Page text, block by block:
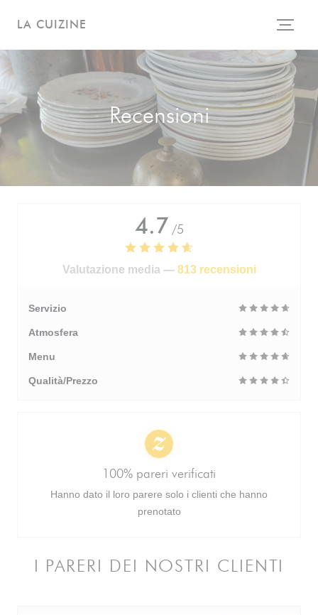
LA CUIZINE
Recensioni
I PARERI DEI NOSTRI CLIENTI
4.7 /5
Valutazione media — 813 recensioni
Servizio
Atmosfera
Menu
Qualità/Prezzo
100% pareri verificati
Hanno dato il loro parere solo i clienti che hanno
prenotato